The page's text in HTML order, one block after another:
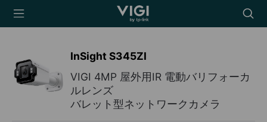
TP-Link, Reliably
icon
InSight S345ZI
VIGI 4MP 屋外用IR 電動バリフォーカ
ルレンズ
バレット型ネットワークカメラ